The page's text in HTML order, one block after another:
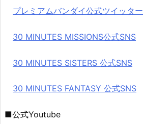
プレミアムバンダイ公式ツイッター
30 MINUTES MISSIONS公式SNS
30 MINUTES SISTERS 公式SNS
30 MINUTES FANTASY 公式SNS
■公式Youtube